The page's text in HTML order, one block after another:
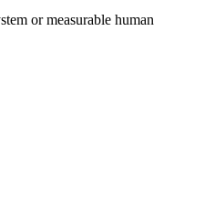
or measurable human